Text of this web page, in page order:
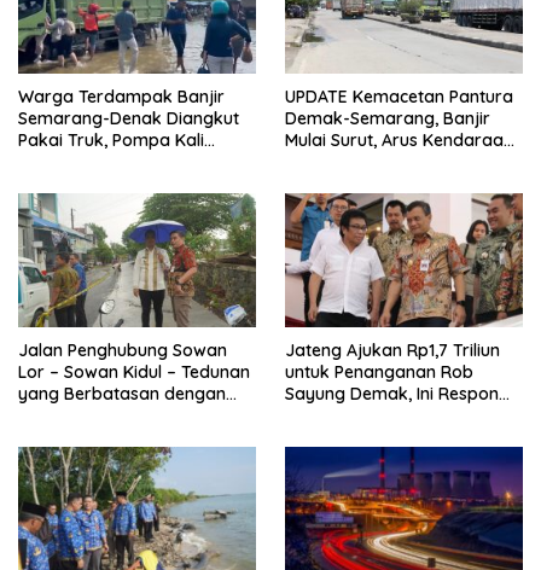
Warga Terdampak Banjir
Semarang-Denak Diangkut
Pakai Truk, Pompa Kali
UPDATE Kemacetan Pantura
Demak-Semarang, Banjir
Mulai Surut, Arus Kendaraan
Jalan Penghubung Sowan
Lor – Sowan Kidul – Tedunan
yang Berbatasan dengan
Jateng Ajukan Rp1,7 Triliun
untuk Penanganan Rob
Sayung Demak, Ini Respon